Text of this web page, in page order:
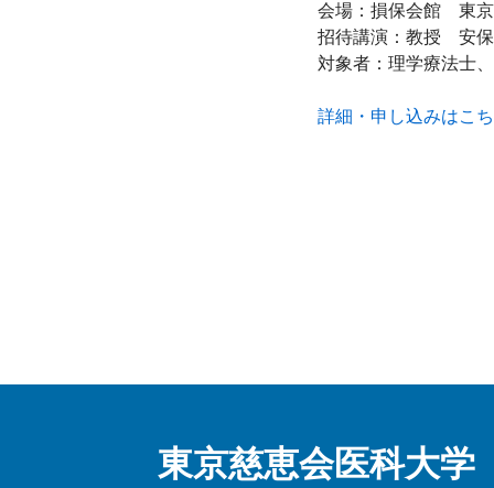
会場：損保会館　東
招待講演：教授　安
対象者：理学療法士
詳細・申し込みはこ
東京慈恵会医科大学